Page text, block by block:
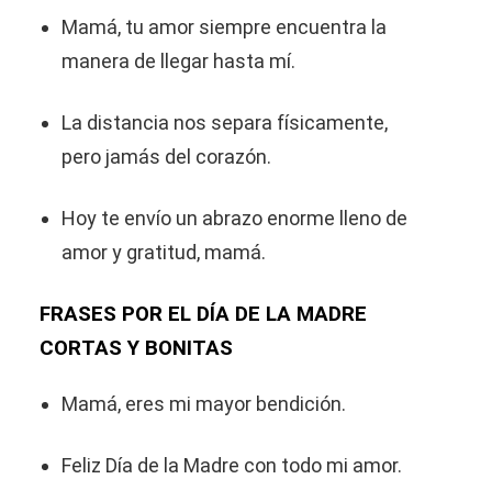
Mamá, tu amor siempre encuentra la
manera de llegar hasta mí.
La distancia nos separa físicamente,
pero jamás del corazón.
Hoy te envío un abrazo enorme lleno de
amor y gratitud, mamá.
FRASES POR EL DÍA DE LA MADRE
CORTAS Y BONITAS
Mamá, eres mi mayor bendición.
Feliz Día de la Madre con todo mi amor.